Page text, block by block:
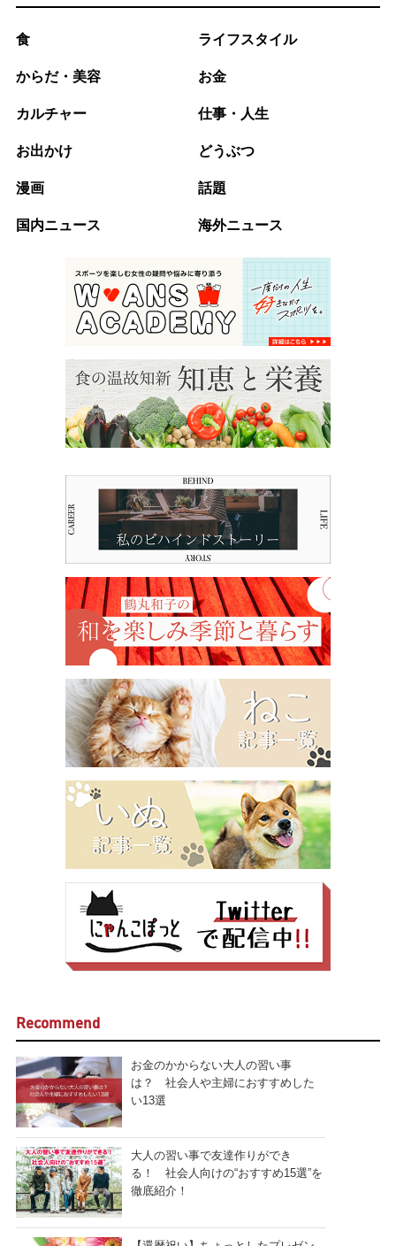
食 ライフスタイル
からだ・美容 お金
カルチャー 仕事・人生
お出かけ どうぶつ
漫画 話題
国内ニュース 海外ニュース
Recommend
お金のかからない大人の習い事
は？ 社会人や主婦におすすめした
い13選
大人の習い事で友達作りができ
る！ 社会人向けの“おすすめ15選”を
徹底紹介！